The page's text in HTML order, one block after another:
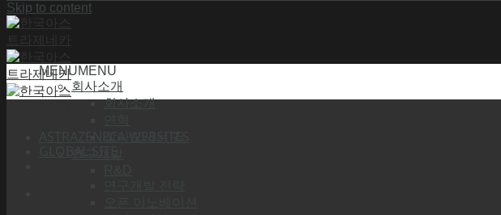
Skip to content
MENUMENU
회사소개
회사소개